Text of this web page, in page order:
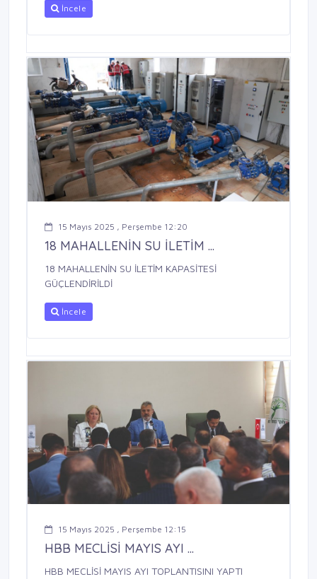
İncele
15 Mayıs 2025 , Perşembe 12:20
18 MAHALLENİN SU İLETİM ...
18 MAHALLENİN SU İLETİM KAPASİTESİ
GÜÇLENDİRİLDİ
İncele
15 Mayıs 2025 , Perşembe 12:15
HBB MECLİSİ MAYIS AYI ...
HBB MECLİSİ MAYIS AYI TOPLANTISINI YAPTI